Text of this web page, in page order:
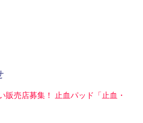
販売店募集！ 止血パッド「止血・